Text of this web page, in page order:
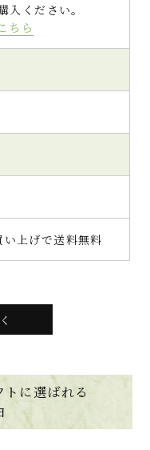
ください。
ちら
上げで送料無料
に選ばれる